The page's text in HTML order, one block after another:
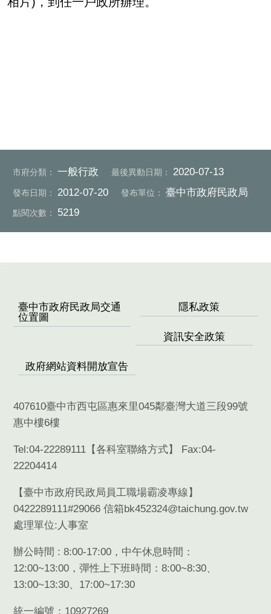
市府分類： 一般行政 最後異動日期： 2020-07-13
發布日期： 2012-07-20 發布單位： 臺中市政府民政局
點閱次數： 5219
臺中市政府民政局交通
位置圖
隱私政策
資訊安全政策
政府網站資料開放宣告
407610臺中市西屯區惠來里045鄰臺灣大道三段99號
惠中樓6樓
Tel:04-22289111【各科室聯絡方式】 Fax:04-
22204414
【臺中市政府民政局員工職場霸凌專線】
0422289111#29066 信箱bk452324@taichung.gov.tw
處理單位:人事室
辦公時間 : 8:00-17:00，中午休息時間：
12:00~13:00，彈性上下班時間：8:00~8:30、
13:00~13:30、17:00~17:30
統一編號：10927269